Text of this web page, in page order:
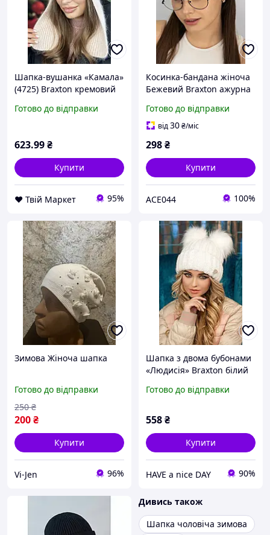
Шапка-вушанка «Камала»
(4725) Braxton кремовий
Готово до відправки
623.99₴
Купити
❤️ Твій Маркет 95%
Косинка-бандана жіноча
Бежевий Braxton ажурна
Готово до відправки
від30₴/міс
298₴
Купити
ACE044 100%
Зимова Жіноча шапка
Готово до відправки
200₴
250 ₴
Купити
Vi-Jen 96%
Шапка з двома бубонами
«Людисія» Braxton білий
Готово до відправки
558₴
Купити
HAVE a nice DAY 90%
Дивись також
Шапка чоловіча зимова